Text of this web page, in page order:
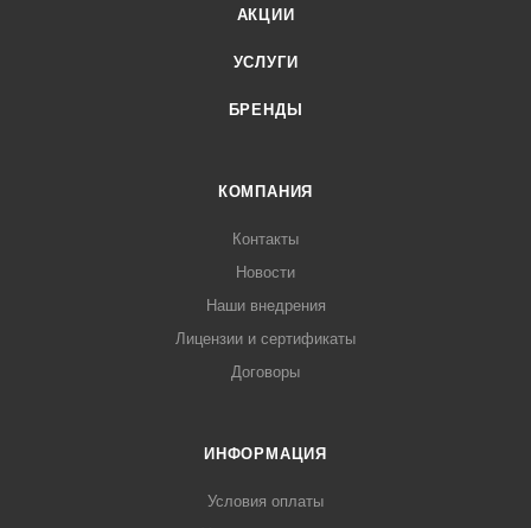
АКЦИИ
УСЛУГИ
БРЕНДЫ
КОМПАНИЯ
Контакты
Новости
Наши внедрения
Лицензии и сертификаты
Договоры
ИНФОРМАЦИЯ
Условия оплаты